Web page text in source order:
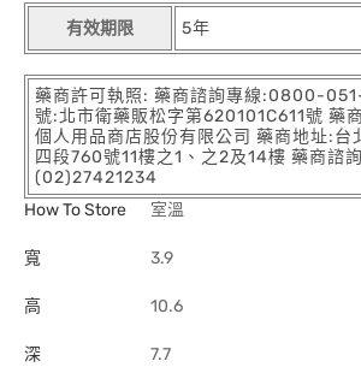
有效期限 5年
藥商許可執照: 藥商諮詢專線:0800-
號:北市衛藥販松字第620101C611號 藥
個人用品商店股份有限公司 藥商地址:台
四段760號11樓之1、之2及14樓 藥商諮
(02)27421234
How To Store
室溫
寬 3.9
高 10.6
深 7.7